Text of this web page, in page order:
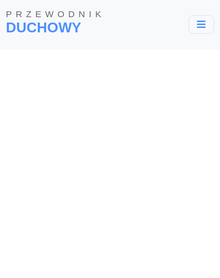
PRZEWODNIK
DUCHOWY